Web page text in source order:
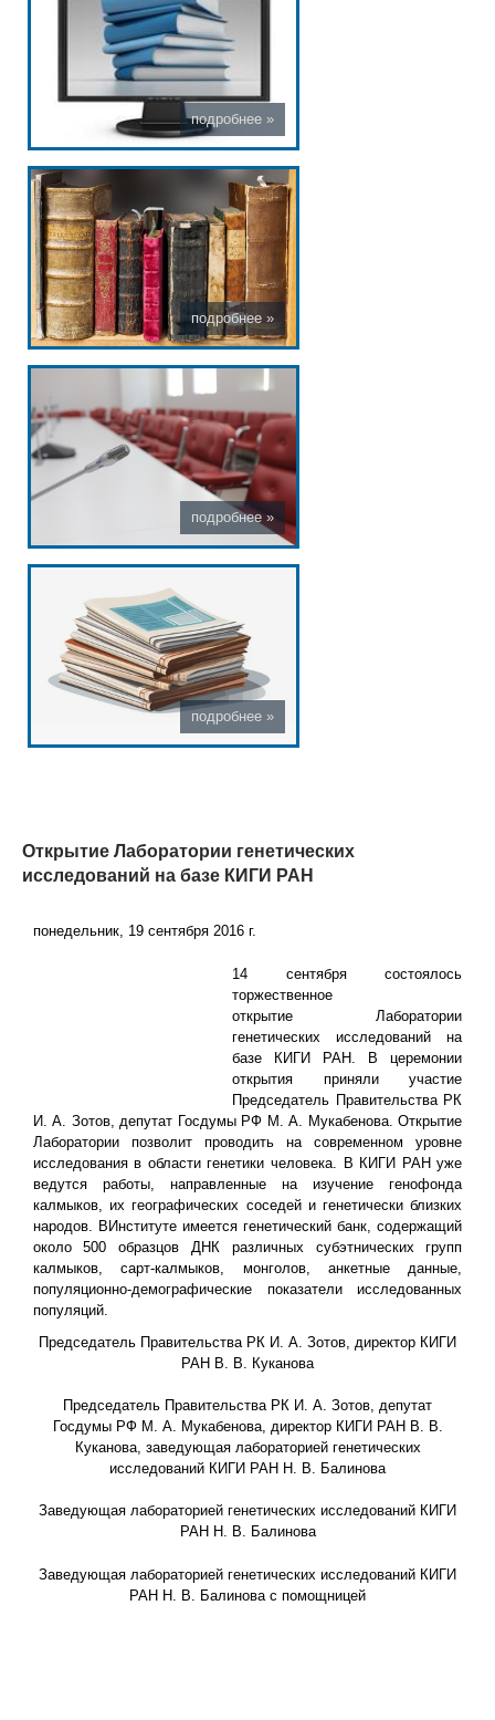
Открытие Лаборатории генетических
исследований на базе КИГИ РАН
понедельник, 19 сентября 2016 г.
14 сентября состоялось
торжественное
открытие Лаборатории
генетических исследований на
базе КИГИ РАН. В церемонии
открытия приняли участие
Председатель Правительства РК
И. А. Зотов, депутат Госдумы РФ М. А. Мукабенова. Открытие
Лаборатории позволит проводить на современном уровне
исследования в области генетики человека. В КИГИ РАН уже
ведутся работы, направленные на изучение генофонда
калмыков, их географических соседей и генетически близких
народов. ВИнституте имеется генетический банк, содержащий
около 500 образцов ДНК различных субэтнических групп
калмыков, сарт-калмыков, монголов, анкетные данные,
популяционно-демографические показатели исследованных
популяций.
Председатель Правительства РК И. А. Зотов, директор КИГИ
РАН В. В. Куканова
Председатель Правительства РК И. А. Зотов, депутат
Госдумы РФ М. А. Мукабенова, директор КИГИ РАН В. В.
Куканова, заведующая лабораторией генетических
исследований КИГИ РАН Н. В. Балинова
Заведующая лабораторией генетических исследований КИГИ
РАН Н. В. Балинова
Заведующая лабораторией генетических исследований КИГИ
РАН Н. В. Балинова с помощницей